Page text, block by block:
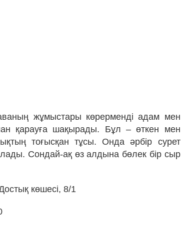
жұмыстары көрерменді адам мен
қарауға шақырады. Бұл – өткен мен
тоғысқан тұсы. Онда әрбір сурет
Сондай-ақ өз алдына бөлек бір сыр
көшесі, 8/1